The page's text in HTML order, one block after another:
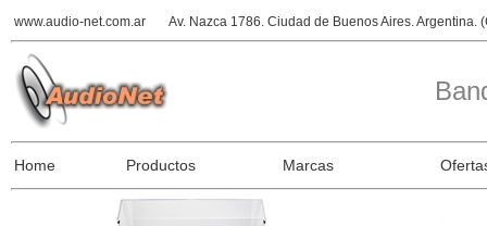
www.audio-net.com.ar Av. Nazca 1786. Ciudad de Buenos Aires. Argentina.
Home Productos Marcas